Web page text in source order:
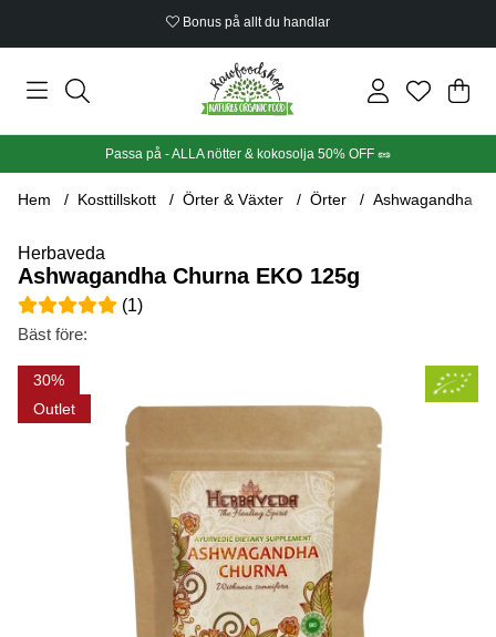
Bonus på allt du handlar
Din
.
Passa på - ALLA nötter & kokosolja 50% OFF 🥜
Hem Kosttillskott Örter & Växter Örter Ashwagandha
Herbaveda
Ashwagandha Churna EKO 125g
Medelbetyg 5 av 5 Antal betyg 1
(1)
Bäst före:
30
Outlet
Produktbilder Ashwagandha Churna EKO 125g